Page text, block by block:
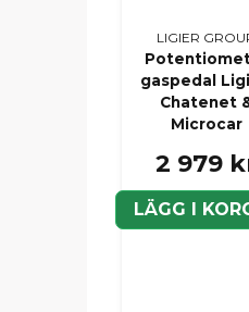
LIGIER
gaspedal
Chatenet
Microcar
2 979
LÄGG I